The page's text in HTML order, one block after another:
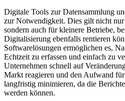
Digitale Tools zur Datensammlung
zur Notwendigkeit. Dies gilt nicht
sondern auch für kleinere Betriebe,
Digitalisierung ebenfalls rentieren
Softwarelösungen ermöglichen es,
Echtzeit zu erfassen und einfach zu
Unternehmen schnell auf
Markt reagieren und den Aufwand
langfristig minimieren, da die
werden können.